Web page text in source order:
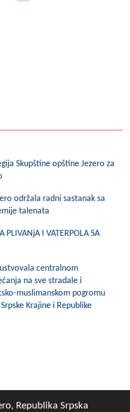
Skupštine opštine Jezero za
održala radni sastanak sa
talenata
PLIVANjA I VATERPOLA SA
centralnom
na sve stradale i
muslimanskom pogromu
Krajine i Republike
Republika Srpska